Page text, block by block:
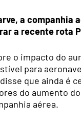
a companhia
a recente rota
o impacto do
para
que ainda é
do aumento
aérea.